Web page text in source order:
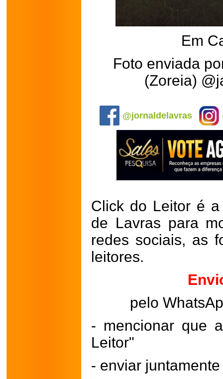
Em
Foto enviada
(Zoreia)
@jornaldelavras
Click do Leitor é
de Lavras para
redes sociais, as
leitores.
pelo
- mencionar que
Leitor"
- enviar